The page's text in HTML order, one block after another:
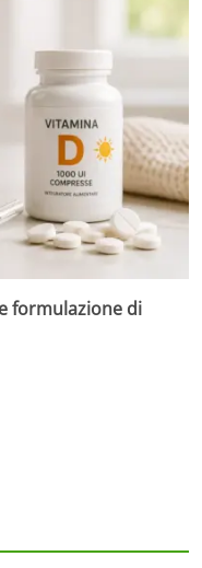
formulazione di